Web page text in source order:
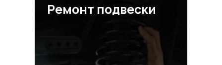
Ремонт подвески